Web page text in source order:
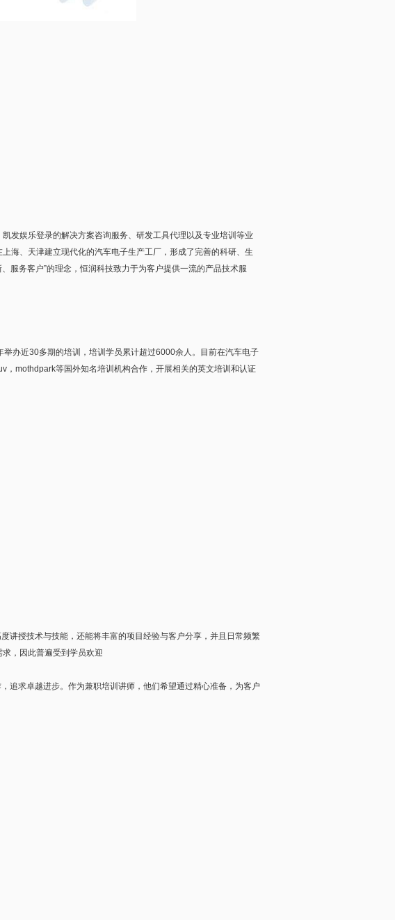
娱乐登录的解决方案咨询服务、研发工具代理以及专业培训等业
海、天津建立现代化的汽车电子生产工厂，形成了完善的科研、生
服务客户”的理念，恒润科技致力于为客户提供一流的产品技术服
办近30多期的培训，培训学员累计超过6000余人。目前在汽车电子
mothdpark等国外知名培训机构合作，开展相关的英文培训和认证
讲授技术与技能，还能将丰富的项目经验与客户分享，并且日常频繁
，因此普遍受到学员欢迎
追求卓越进步。作为兼职培训讲师，他们希望通过精心准备，为客户